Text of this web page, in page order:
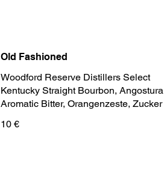
Old Fashioned
Woodford Reserve Distillers Select
Kentucky Straight Bourbon, Angostura
Aromatic Bitter, Orangenzeste, Zucker
10 €